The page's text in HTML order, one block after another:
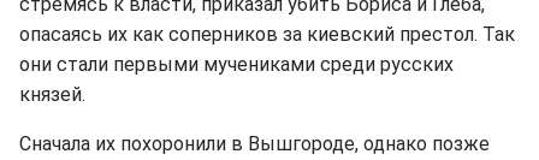
стремясь к власти, приказал убить Бориса и Глеба,
опасаясь их как соперников за киевский престол. Так
они стали первыми мучениками среди русских
князей.
Сначала их похоронили в Вышгороде, однако позже